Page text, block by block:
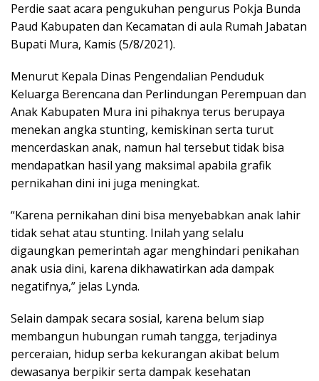
Perdie saat acara pengukuhan pengurus Pokja Bunda
Paud Kabupaten dan Kecamatan di aula Rumah Jabatan
Bupati Mura, Kamis (5/8/2021).
Menurut Kepala Dinas Pengendalian Penduduk
Keluarga Berencana dan Perlindungan Perempuan dan
Anak Kabupaten Mura ini pihaknya terus berupaya
menekan angka stunting, kemiskinan serta turut
mencerdaskan anak, namun hal tersebut tidak bisa
mendapatkan hasil yang maksimal apabila grafik
pernikahan dini ini juga meningkat.
“Karena pernikahan dini bisa menyebabkan anak lahir
tidak sehat atau stunting. Inilah yang selalu
digaungkan pemerintah agar menghindari penikahan
anak usia dini, karena dikhawatirkan ada dampak
negatifnya,” jelas Lynda.
Selain dampak secara sosial, karena belum siap
membangun hubungan rumah tangga, terjadinya
perceraian, hidup serba kekurangan akibat belum
dewasanya berpikir serta dampak kesehatan